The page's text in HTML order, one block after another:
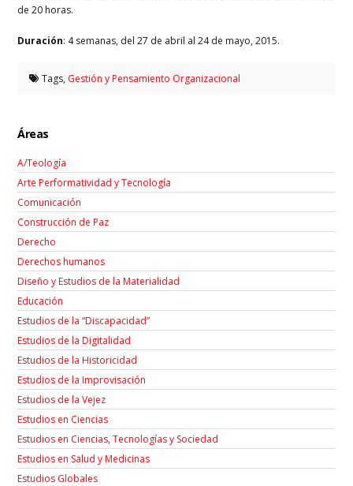
de 20 horas.
Duración: 4 semanas, del 27 de abril al 24 de mayo, 2015.
Tags, Gestión y Pensamiento Organizacional
Áreas
A/Teología
Arte Performatividad y Tecnología
Comunicación
Construcción de Paz
Derecho
Derechos humanos
Diseño y Estudios de la Materialidad
Educación
Estudios de la “Discapacidad”
Estudios de la Digitalidad
Estudios de la Historicidad
Estudios de la Improvisación
Estudios de la Vejez
Estudios en Ciencias
Estudios en Ciencias, Tecnologías y Sociedad
Estudios en Salud y Medicinas
Estudios Globales